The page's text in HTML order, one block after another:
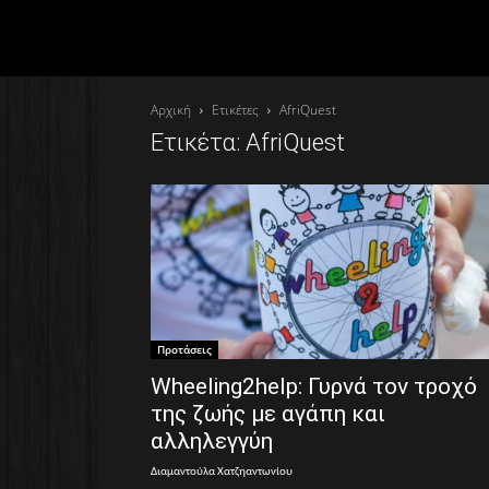
Αρχική Ετικέτες AfriQuest
Ετικέτα: AfriQuest
Προτάσεις
Wheeling2help: Γυρνά τον τροχό
της ζωής με αγάπη και
αλληλεγγύη
Διαμαντούλα Χατζηαντωνίου